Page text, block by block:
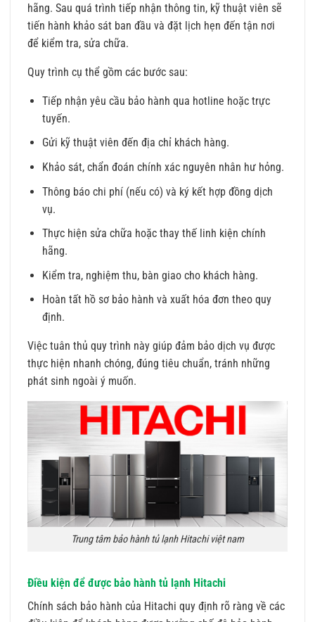
hãng. Sau quá trình tiếp nhận thông tin, kỹ thuật viên sẽ
tiến hành khảo sát ban đầu và đặt lịch hẹn đến tận nơi
để kiểm tra, sửa chữa.
Quy trình cụ thể gồm các bước sau:
Tiếp nhận yêu cầu bảo hành qua hotline hoặc trực
tuyến.
Gửi kỹ thuật viên đến địa chỉ khách hàng.
Khảo sát, chẩn đoán chính xác nguyên nhân hư hỏng.
Thông báo chi phí (nếu có) và ký kết hợp đồng dịch
vụ.
Thực hiện sửa chữa hoặc thay thế linh kiện chính
hãng.
Kiểm tra, nghiệm thu, bàn giao cho khách hàng.
Hoàn tất hồ sơ bảo hành và xuất hóa đơn theo quy
định.
Việc tuân thủ quy trình này giúp đảm bảo dịch vụ được
thực hiện nhanh chóng, đúng tiêu chuẩn, tránh những
phát sinh ngoài ý muốn.
Trung tâm bảo hành tủ lạnh Hitachi việt nam
Điều kiện để được bảo hành tủ lạnh Hitachi
Chính sách bảo hành của Hitachi quy định rõ ràng về các